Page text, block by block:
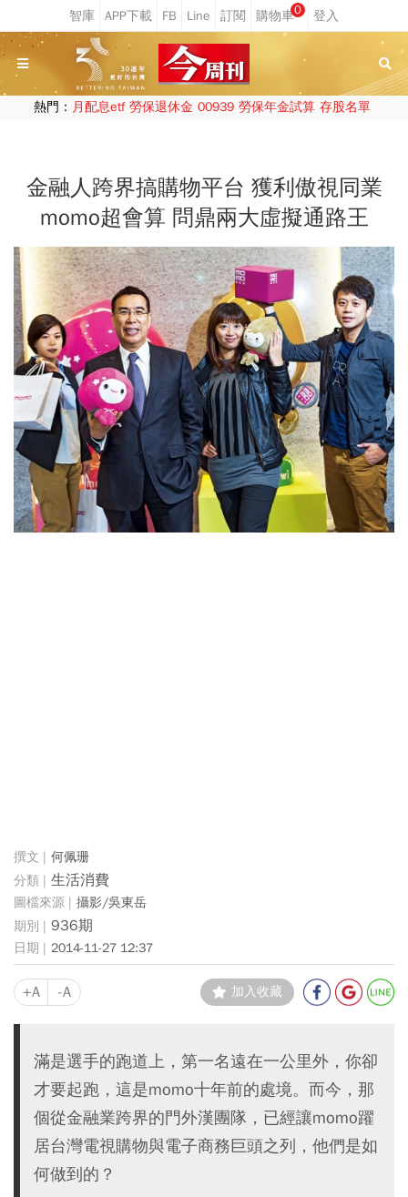
0
熱門： 月配息etf 勞保退休金 00939 勞保年金試算 存股名單
金融人跨界搞購物平台 獲利傲視同業
momo超會算 問鼎兩大虛擬通路王
何佩珊
生活消費
攝影/吳東岳
936期
2014-11-27 12:37
+A -A 加入收藏
滿是選手的跑道上，第一名遠在一公里外，你卻
才要起跑，這是momo十年前的處境。而今，那
個從金融業跨界的門外漢團隊，已經讓momo躍
居台灣電視購物與電子商務巨頭之列，他們是如
何做到的？